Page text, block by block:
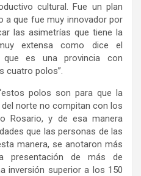
cultural. Fue un plan
a que fue muy innovador por
las asimetrías que tiene la
extensa como dice el
que es una provincia con
cuatro polos”.
polos son para que la
norte no compitan con los
Rosario, y de esa manera
que las personas de las
manera, se anotaron más
presentación de más de
inversión superior a los 150